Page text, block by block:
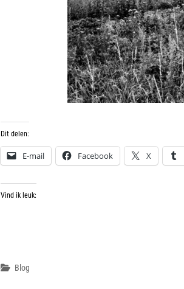
Dit delen:
E-mail Facebook X
Vind ik leuk:
Categories
Blog